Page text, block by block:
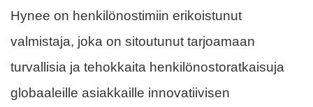
Hynee on henkilönostimiin erikoistunut
valmistaja, joka on sitoutunut tarjoamaan
turvallisia ja tehokkaita henkilönostoratkaisuja
globaaleille asiakkaille innovatiivisen